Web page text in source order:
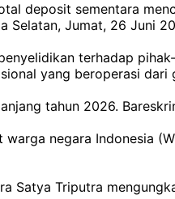
deposit sementara
Selatan, Jumat, 26 Juni
terhadap
yang beroperasi
tahun 2026.
negara Indonesia
Satya Triputra